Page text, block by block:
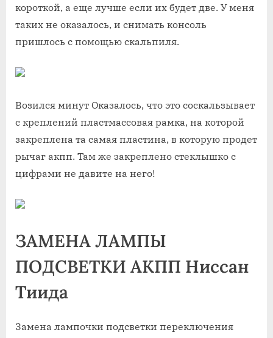
короткой, а еще лучше если их будет две. У меня
таких не оказалось, и снимать консоль
пришлось с помощью скальпиля.
Возился минут Оказалось, что это соскальзывает
с креплений пластмассовая рамка, на которой
закреплена та самая пластина, в которую продет
рычаг акпп. Там же закреплено стеклышко с
цифрами не давите на него!
ЗАМЕНА ЛАМПЫ
ПОДСВЕТКИ АКПП Ниссан
Тиида
Замена лампочки подсветки переключения